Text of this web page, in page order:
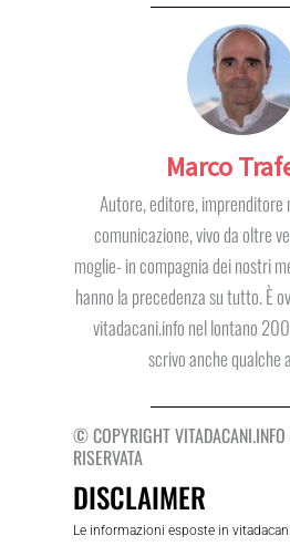
Marco
Autore, editore, imprenditore
comunicazione, vivo da oltre
moglie- in compagnia dei nostri
hanno la precedenza su tutto. È
vitadacani.info nel lontano
scrivo anche qualche
© COPYRIGHT
RISERVATA
DISCLAIMER
Le informazioni esposte in